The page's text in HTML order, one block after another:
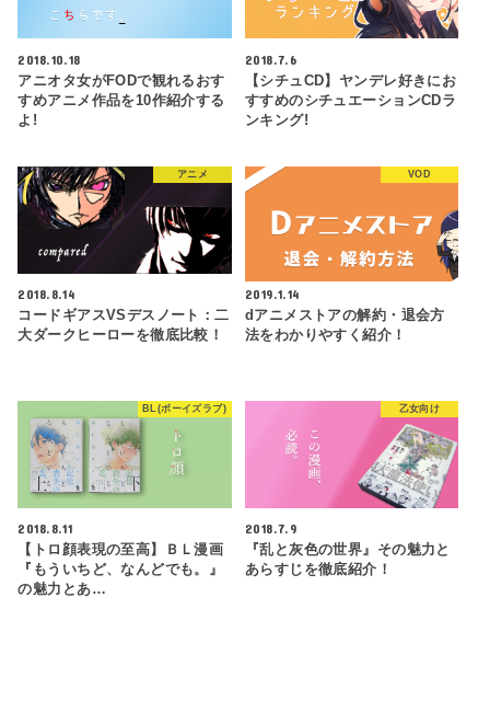
2018.10.18
アニオタ女がFODで観れるおす
すめアニメ作品を10作紹介する
よ!
2018.7.6
【シチュCD】ヤンデレ好きにお
すすめのシチュエーションCDラ
ンキング!
アニメ
2018.8.14
コードギアスVSデスノート：二
大ダークヒーローを徹底比較！
VOD
2019.1.14
dアニメストアの解約・退会方
法をわかりやすく紹介！
BL(ボーイズラブ)
2018.8.11
【トロ顔表現の至高】ＢＬ漫画
『もういちど、なんどでも。』
の魅力とあ…
乙女向け
2018.7.9
『乱と灰色の世界』その魅力と
あらすじを徹底紹介！